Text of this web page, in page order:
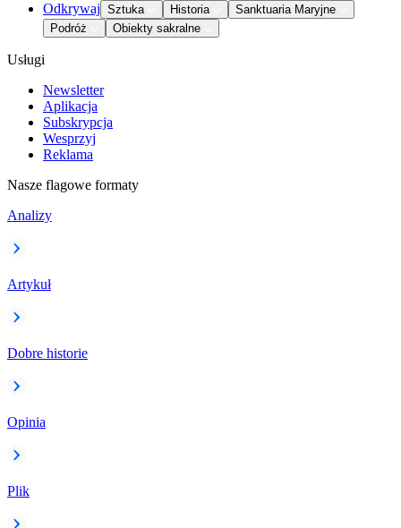
Odkrywaj Sztuka Historia
Sanktuaria Maryjne
Podróż
Obiekty sakralne
Usługi
Newsletter
Aplikacja
Subskrypcja
Wesprzyj
Reklama
Nasze flagowe formaty
Analizy
Artykuł
Dobre historie
Opinia
Plik